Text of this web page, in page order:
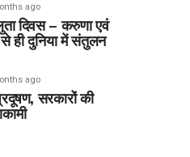
ago
दिवस – करुणा एवं
ही दुनिया में संतुलन
ago
सरकारों की